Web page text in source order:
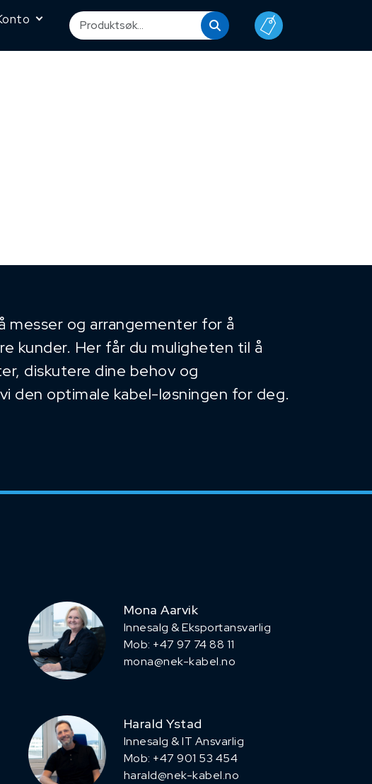
messer og arrangementer for å
kunder. Her får du muligheten til å
diskutere dine behov og
den optimale kabel-løsningen for deg.
Mona Aarvik
Innesalg & Eksportansvarlig
Mob: +47 97 74 88 11
mona@nek-kabel.no
Harald Ystad
Innesalg & IT Ansvarlig
Mob: +47 901 53 454
harald@nek-kabel.no